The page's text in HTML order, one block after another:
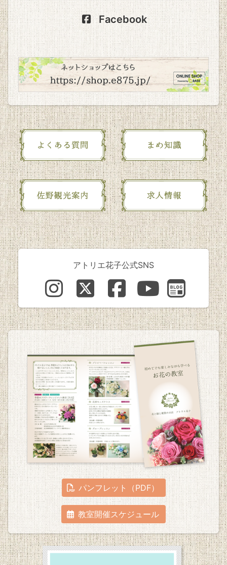
Facebook
アトリエ花子公式SNS
パンフレット（PDF）
教室開催スケジュール